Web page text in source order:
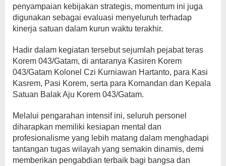
penyampaian kebijakan strategis, momentum ini juga
digunakan sebagai evaluasi menyeluruh terhadap
kinerja satuan dalam kurun waktu terakhir.
​Hadir dalam kegiatan tersebut sejumlah pejabat teras
Korem 043/Gatam, di antaranya Kasiren Korem
043/Gatam Kolonel Czi Kurniawan Hartanto, para Kasi
Kasrem, Pasi Korem, serta para Komandan dan Kepala
Satuan Balak Aju Korem 043/Gatam.
​Melalui pengarahan intensif ini, seluruh personel
diharapkan memiliki kesiapan mental dan
profesionalisme yang lebih matang dalam menghadapi
tantangan tugas wilayah yang semakin dinamis, demi
memberikan pengabdian terbaik bagi bangsa dan